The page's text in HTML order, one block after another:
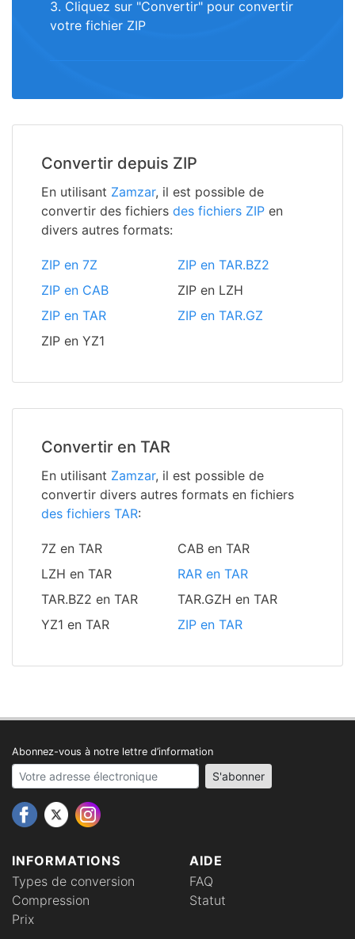
3. Cliquez sur "Convertir" pour convertir
votre fichier ZIP
Convertir depuis ZIP
En utilisant Zamzar, il est possible de
convertir des fichiers des fichiers ZIP en
divers autres formats:
ZIP en 7Z
ZIP en TAR.BZ2
ZIP en CAB
ZIP en LZH
ZIP en TAR
ZIP en TAR.GZ
ZIP en YZ1
Convertir en TAR
En utilisant Zamzar, il est possible de
convertir divers autres formats en fichiers
des fichiers TAR:
7Z en TAR
CAB en TAR
LZH en TAR
RAR en TAR
TAR.BZ2 en TAR
TAR.GZH en TAR
YZ1 en TAR
ZIP en TAR
INFORMATIONS
Types de conversion
Compression
Prix
AIDE
FAQ
Statut
Abonnez-vous à notre lettre d’information
Your email address S'abonner